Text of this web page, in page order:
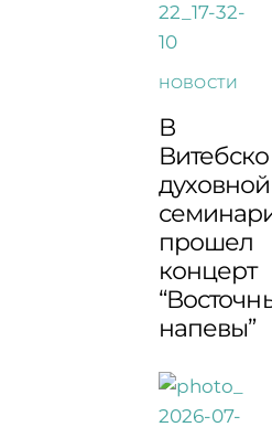
НОВОСТИ
В
духовной
прошел
концерт
напевы”